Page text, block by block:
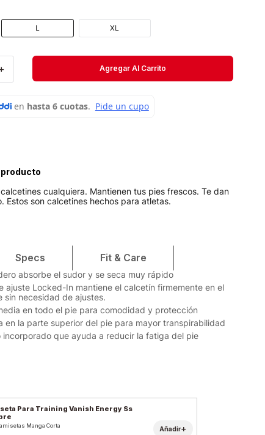
L XL
Agregar Al Carrito
cualquiera. Mantienen tus pies frescos. Te dan
Estos son calcetines hechos para atletas.
Specs Fit & Care
absorbe el sudor y se seca muy rápido
ajuste Locked-In mantiene el calcetín firmemente en el
sin necesidad de ajustes.
en todo el pie para comodidad y protección
en la parte superior del pie para mayor transpirabilidad
incorporado que ayuda a reducir la fatiga del pie
Para Training Vanish Energy Ss
Manga Corta Añadir+
Medias